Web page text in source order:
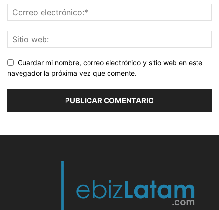
Guardar mi nombre, correo electrónico y sitio web en este
navegador la próxima vez que comente.